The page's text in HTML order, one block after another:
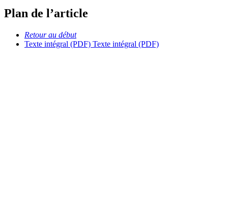
Plan de l’article
Retour au début
Texte intégral (PDF) Texte intégral (PDF)